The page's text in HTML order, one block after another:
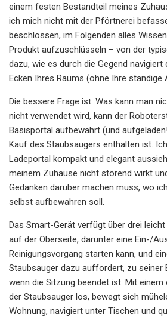
einem festen Bestandteil meines
ich mich nicht mit der Pförtnerei
beschlossen, im Folgenden alles
Produkt aufzuschlüsseln – von der
dazu, wie es durch die Gegend navigiert
Ecken Ihres Raums (ohne Ihre ständige
Die bessere Frage ist: Was kann man
nicht verwendet wird, kann der
Basisportal aufbewahrt (und
Kauf des Staubsaugers enthalten ist.
Ladeportal kompakt und elegant
meinem Zuhause nicht störend wirkt
Gedanken darüber machen muss, wo
selbst aufbewahren soll.
Das Smart-Gerät verfügt über drei
auf der Oberseite, darunter eine Ein-/
Reinigungsvorgang starten kann, und
Staubsauger dazu auffordert, zu seiner
wenn die Sitzung beendet ist. Mit
der Staubsauger los, bewegt sich
Wohnung, navigiert unter Tischen und